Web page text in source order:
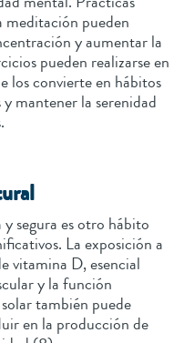
pueden
y aumentar la
pueden realizarse en
los convierte en hábitos
mantener la serenidad
segura es otro hábito
La exposición a
vitamina D, esencial
y la función
también puede
en la producción de